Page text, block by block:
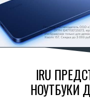
IRU
НОУТБУКИ